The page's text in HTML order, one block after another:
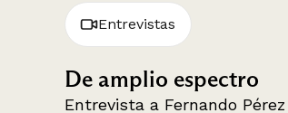
Entrevistas
De amplio espectro
Entrevista a Fernando Pérez